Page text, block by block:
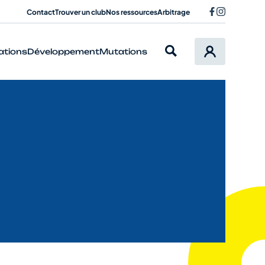
ContactTrouver un clubNos ressourcesArbitrage
DéveloppementMutations